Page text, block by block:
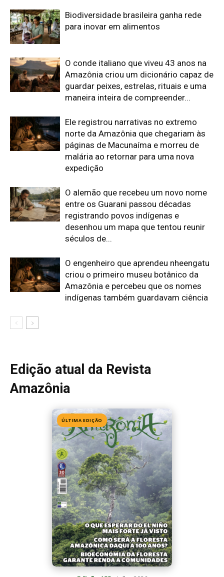
O alemão que recebeu um novo nome
desenhou um mapa que tentou reunir
séculos de...
O engenheiro que aprendeu nheengatu
Amazônia e percebeu que os nomes
indígenas também guardavam ciência
Edição atual da Revista
Amazônia
Edição 155· Julho 2026
📖 Ler agora
Mais lidas da semana